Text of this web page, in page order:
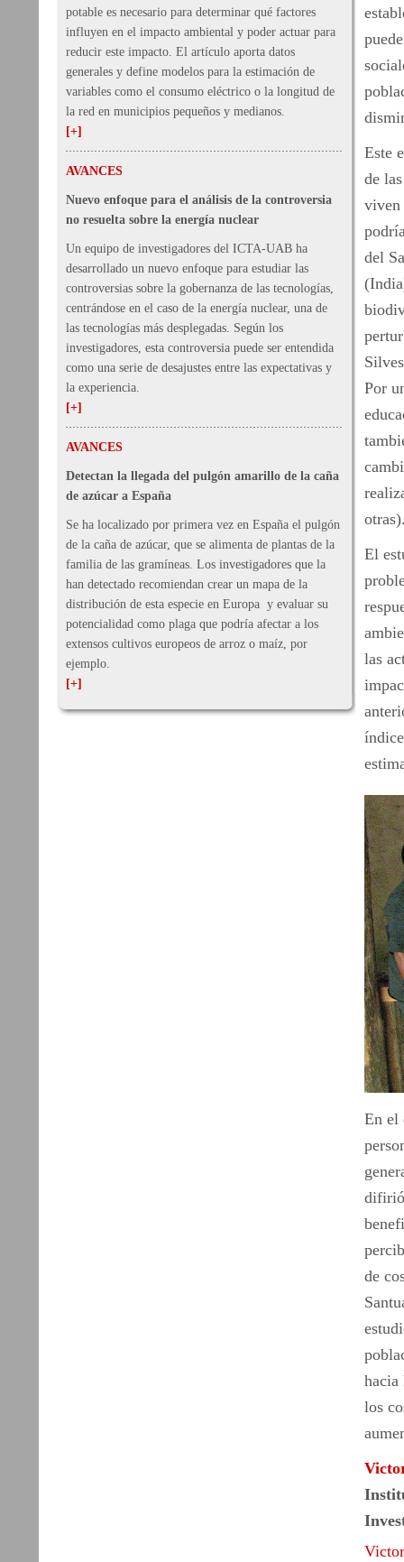
potable es necesario para determinar qué factores
influyen en el impacto ambiental y poder actuar para
reducir este impacto. El artículo aporta datos
generales y define modelos para la estimación de
variables como el consumo eléctrico o la longitud de
la red en municipios pequeños y medianos.
[+]
AVANCES
Nuevo enfoque para el análisis de la controversia
no resuelta sobre la energía nuclear
Un equipo de investigadores del ICTA-UAB ha
desarrollado un nuevo enfoque para estudiar las
controversias sobre la gobernanza de las tecnologías,
centrándose en el caso de la energía nuclear, una de
las tecnologías más desplegadas. Según los
investigadores, esta controversia puede ser entendida
como una serie de desajustes entre las expectativas y
la experiencia.
[+]
AVANCES
Detectan la llegada del pulgón amarillo de la caña
de azúcar a España
Se ha localizado por primera vez en España el pulgón
de la caña de azúcar, que se alimenta de plantas de la
familia de las gramíneas. Los investigadores que la
han detectado recomiendan crear un mapa de la
distribución de esta especie en Europa y evaluar su
potencialidad como plaga que podría afectar a los
extensos cultivos europeos de arroz o maíz, por
ejemplo.
[+]
Este
de
viven
del
Por
El
las
En el
difirió
de
hacia
los